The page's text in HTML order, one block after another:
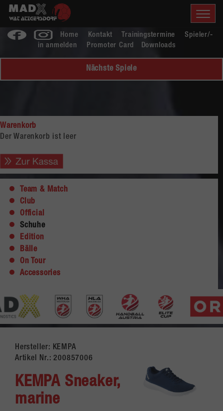
Home Kontakt Trainingstermine
Spieler/-
in anmelden
Promoter Card Downloads
Nächste Spiele
Warenkorb
Der Warenkorb ist leer
Team & Match
Club
Official
Schuhe
Edition
Bälle
On Tour
Accessories
Hersteller: KEMPA
Artikel Nr.:200857006
KEMPA Sneaker,
marine